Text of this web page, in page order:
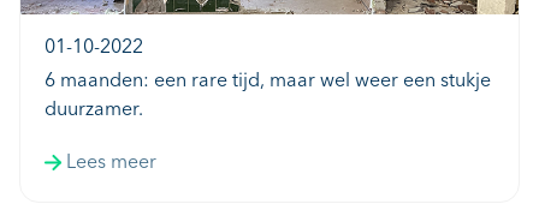
01-10-2022
6 maanden: een rare tijd, maar wel weer een stukje
duurzamer.
Lees meer